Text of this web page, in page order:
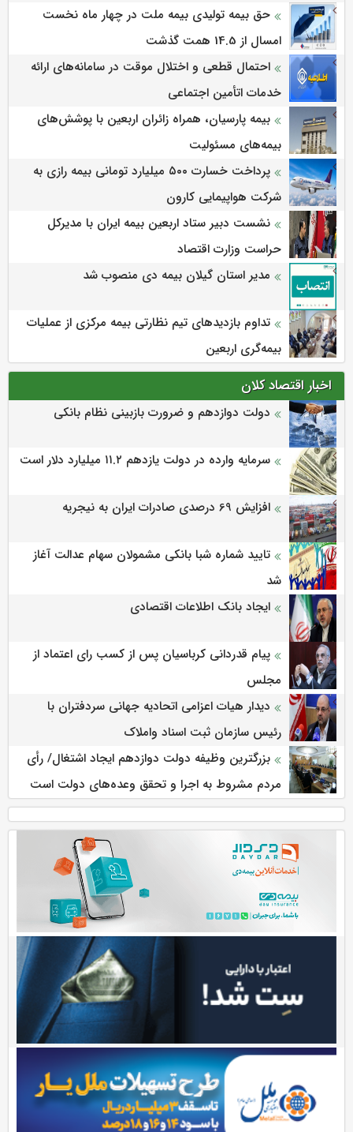
حق بیمه تولیدی بیمه ملت در چهار ماه نخست
امسال از 14.5 همت گذشت
احتمال قطعی و اختلال موقت در سامانه‌های ارائه
خدمات اتأمین اجتماعی
بیمه پارسیان، همراه زائران اربعین با پوشش‌های
بیمه‌های مسئولیت
پرداخت خسارت ۵۰۰ میلیارد تومانی بیمه رازی به
شرکت هواپیمایی کارون
نشست دبیر ستاد اربعین بیمه ایران با مدیرکل
حراست وزارت اقتصاد
مدیر استان گیلان بیمه دی منصوب شد
تداوم بازدیدهای تیم نظارتی بیمه مرکزی از عملیات
بیمه‌گری اربعین
اخبار اقتصاد کلان
دولت دوازدهم و ضرورت بازبینی نظام بانکی
سرمایه وارده در دولت یازدهم ۱۱.۲ میلیارد دلار است
افزایش 69 درصدی صادرات ایران به نیجریه
تایید شماره شبا بانکی مشمولان سهام عدالت آغاز
شد
ایجاد بانک اطلاعات اقتصادی
پیام قدردانی کرباسیان پس از کسب رای اعتماد از
مجلس
دیدار هیات اعزامی اتحادیه جهانی سردفتران با
رئیس سازمان ثبت اسناد واملاک
بزرگترین وظیفه دولت دوازدهم ایجاد اشتغال/ رأی
مردم مشروط به اجرا و تحقق وعده‌های دولت است